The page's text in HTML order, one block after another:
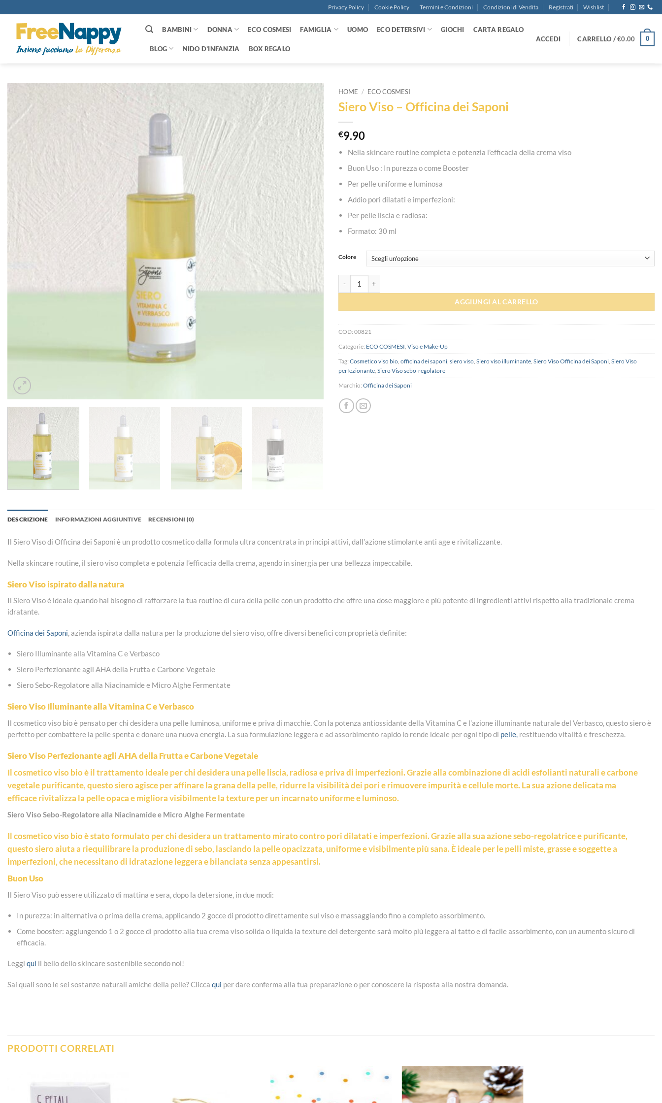
ai
contenuti
Privacy Policy Cookie Policy Termini e Condizioni Condizioni di Vendita Registrati Wishlist
BAMBINI DONNA ECO COSMESI FAMIGLIA UOMO ECO DETERSIVI GIOCHI CARTA REGALO
BLOG NIDO D’INFANZIA BOX REGALO
ACCEDI CARRELLO /€0.00 0
Aggiungi
alla lista
dei
desideri
HOME / ECO COSMESI
Siero Viso – Officina dei Saponi
€9.90
Nella skincare routine completa e potenzia l’efficacia della crema viso
Buon Uso : In purezza o come Booster
Per pelle uniforme e luminosa
Addio pori dilatati e imperfezioni:
Per pelle liscia e radiosa:
Formato: 30 ml
Colore
AGGIUNGI AL CARRELLO
COD: 00821
Categorie: ECO COSMESI Viso e Make-Up
Tag: Cosmetico viso bio officina dei saponi siero viso Siero viso illuminante Siero Viso Officina dei Saponi Siero Viso
perfezionante Siero Viso sebo-regolatore
Marchio: Officina dei Saponi
DESCRIZIONE INFORMAZIONI AGGIUNTIVE RECENSIONI (0)
Il Siero Viso di Officina dei Saponi è un prodotto cosmetico dalla formula ultra concentrata in principi attivi, dall’azione stimolante anti age e rivitalizzante.
Nella skincare routine, il siero viso completa e potenzia l’efficacia della crema, agendo in sinergia per una bellezza impeccabile.
Siero Viso ispirato dalla natura
Il Siero Viso è ideale quando hai bisogno di rafforzare la tua routine di cura della pelle con un prodotto che offre una dose maggiore e più potente di ingredienti attivi rispetto alla tradizionale crema
idratante.
Officina dei Saponi, azienda ispirata dalla natura per la produzione del siero viso, offre diversi benefici con proprietà definite:
Siero Illuminante alla Vitamina C e Verbasco
Siero Perfezionante agli AHA della Frutta e Carbone Vegetale
Siero Sebo-Regolatore alla Niacinamide e Micro Alghe Fermentate
Siero Viso Illuminante alla Vitamina C e Verbasco
Il cosmetico viso bio è pensato per chi desidera una pelle luminosa, uniforme e priva di macchie Con la potenza antiossidante della Vitamina C e l’azione illuminante naturale del Verbasco, questo siero è
perfetto per combattere la pelle spenta e donare una nuova energia La sua formulazione leggera e ad assorbimento rapido lo rende ideale per ogni tipo di pelle, restituendo vitalità e freschezza.
Siero Viso Perfezionante agli AHA della Frutta e Carbone Vegetale
Il cosmetico viso bio è il trattamento ideale per chi desidera una pelle liscia, radiosa e priva di imperfezioni.Grazie alla combinazione di acidi esfolianti naturali e carbone
vegetale purificante, questo siero agisce per affinare la grana della pelle, ridurre la visibilità dei pori e rimuovere impurità e cellule morte.La sua azione delicata ma
efficace rivitalizza la pelle opaca e migliora visibilmente la texture per un incarnato uniforme e luminoso.
Siero Viso Sebo-Regolatore alla Niacinamide e Micro Alghe Fermentate
Il cosmetico viso bio è stato formulato per chi desidera un trattamento mirato contro pori dilatati e imperfezioni. Grazie alla sua azione sebo-regolatrice e purificante,
questo siero aiuta a riequilibrare la produzione di sebo, lasciando la pelle opacizzata, uniforme e visibilmente più sana. È ideale per le pelli miste, grasse e soggette a
imperfezioni, che necessitano di idratazione leggera e bilanciata senza appesantirsi.
Buon Uso
Il Siero Viso può essere utilizzato di mattina e sera, dopo la detersione, in due modi:
In purezza: in alternativa o prima della crema, applicando 2 gocce di prodotto direttamente sul viso e massaggiando fino a completo assorbimento.
Come booster: aggiungendo 1 o 2 gocce di prodotto alla tua crema viso solida o liquida la texture del detergente sarà molto più leggera al tatto e di facile assorbimento, con un aumento sicuro di
efficacia.
Leggi qui il bello dello skincare sostenibile secondo noi!
Sai quali sono le sei sostanze naturali amiche della pelle? Clicca qui per dare conferma alla tua preparazione o per conoscere la risposta alla nostra domanda.
PRODOTTI CORRELATI
Aggiungi
alla lista